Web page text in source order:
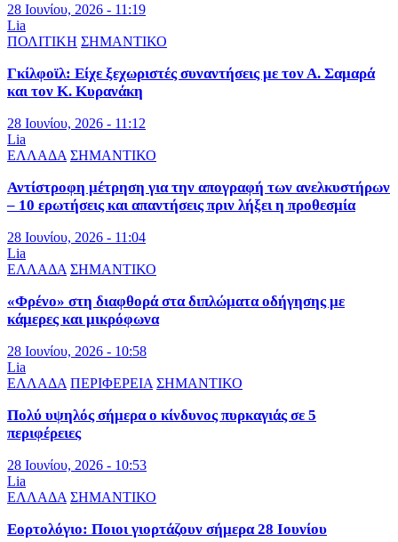
28 Ιουνίου, 2026 - 11:19
Lia
ΠΟΛΙΤΙΚΗ ΣΗΜΑΝΤΙΚΟ
Γκίλφοϊλ: Είχε ξεχωριστές συναντήσεις με τον Α. Σαμαρά
και τον Κ. Κυρανάκη
28 Ιουνίου, 2026 - 11:12
Lia
ΕΛΛΑΔΑ ΣΗΜΑΝΤΙΚΟ
Αντίστροφη μέτρηση για την απογραφή των ανελκυστήρων
– 10 ερωτήσεις και απαντήσεις πριν λήξει η προθεσμία
28 Ιουνίου, 2026 - 11:04
Lia
ΕΛΛΑΔΑ ΣΗΜΑΝΤΙΚΟ
«Φρένο» στη διαφθορά στα διπλώματα οδήγησης με
κάμερες και μικρόφωνα
28 Ιουνίου, 2026 - 10:58
Lia
ΕΛΛΑΔΑ ΠΕΡΙΦΕΡΕΙΑ ΣΗΜΑΝΤΙΚΟ
Πολύ υψηλός σήμερα ο κίνδυνος πυρκαγιάς σε 5
περιφέρειες
28 Ιουνίου, 2026 - 10:53
Lia
ΕΛΛΑΔΑ ΣΗΜΑΝΤΙΚΟ
Εορτολόγιο: Ποιοι γιορτάζουν σήμερα 28 Ιουνίου